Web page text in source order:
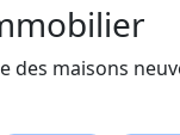
des maisons